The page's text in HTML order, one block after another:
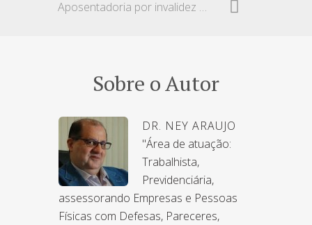
Aposentadoria por invalidez e o acréscimo de 25%
Sobre o Autor
DR. NEY ARAUJO
"Área de atuação:
Trabalhista,
Previdenciária,
assessorando Empresas e Pessoas
Físicas com Defesas, Pareceres,